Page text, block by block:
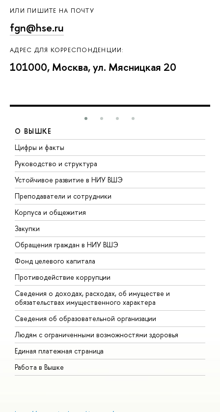
ИЛИ ПИШИТЕ НА ПОЧТУ
fgn@hse.ru
АДРЕС ДЛЯ КОРРЕСПОНДЕНЦИИ:
101000, Москва, ул. Мясницкая 20
О ВЫШКЕ
Цифры и факты
Руководство и структура
Устойчивое развитие в НИУ ВШЭ
Преподаватели и сотрудники
Корпуса и общежития
Закупки
Обращения граждан в НИУ ВШЭ
Фонд целевого капитала
Противодействие коррупции
Сведения о доходах, расходах, об имуществе и
обязательствах имущественного характера
Сведения об образовательной организации
Людям с ограниченными возможностями здоровья
Единая платежная страница
Работа в Вышке